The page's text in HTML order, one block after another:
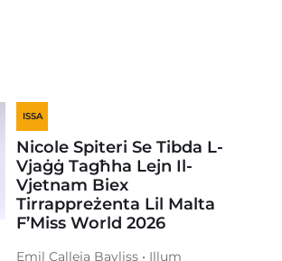
ISSA
Nicole Spiteri Se Tibda L-
Vjaġġ Tagħha Lejn Il-
Vjetnam Biex
Tirrappreżenta Lil Malta
F’Miss World 2026
Emil Calleja Bayliss • Illum